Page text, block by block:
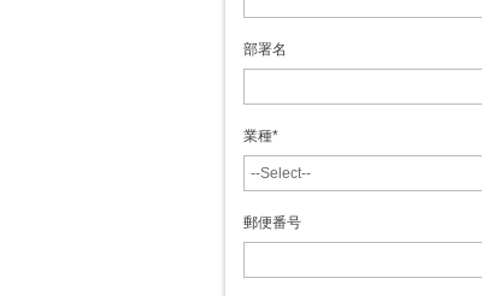
部署名
業種*
郵便番号